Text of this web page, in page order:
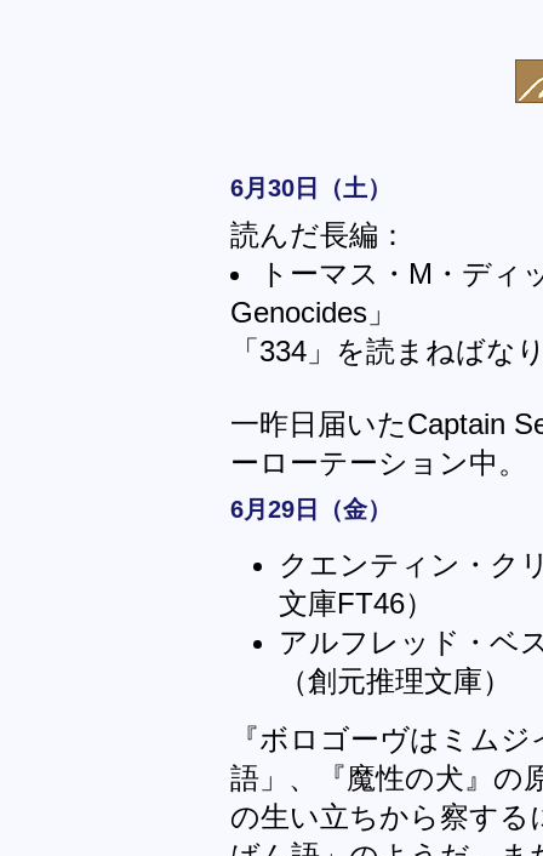
6月30日（土）
読んだ長編：
トーマス・M・ディ
Genocides」
「334」を読まねばな
一昨日届いたCaptain
ーローテーション中。
6月29日（金）
クエンティン・ク
文庫FT46）
アルフレッド・ベ
（創元推理文庫）
『ボロゴーヴはミム
語」、『魔性の犬』の
の生い立ちから察する